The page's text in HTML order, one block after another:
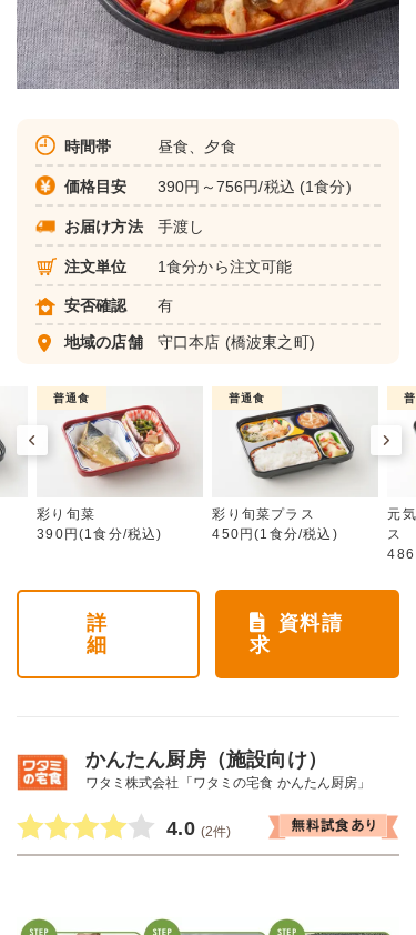
時間帯 昼食、夕食
価格目安 390円～756円/税込 (1食分)
お届け方法 手渡し
注文単位 1食分から注文可能
安否確認 有
地域の店舗 守口本店 (橋波東之町)
普通食
彩り旬菜
390円(1食分/税込)
普通食
彩り旬菜プラス
450円(1食分/税込)
元
ス
詳
細
資料請
求
かんたん厨房（施設向け）
ワタミ株式会社「ワタミの宅食 かんたん厨房」
4.0 (2件)